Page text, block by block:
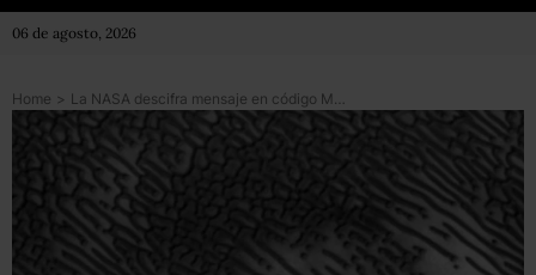
06 de agosto, 2026
Home > La NASA descifra mensaje en código Morse encontrado en la superficie de Marte